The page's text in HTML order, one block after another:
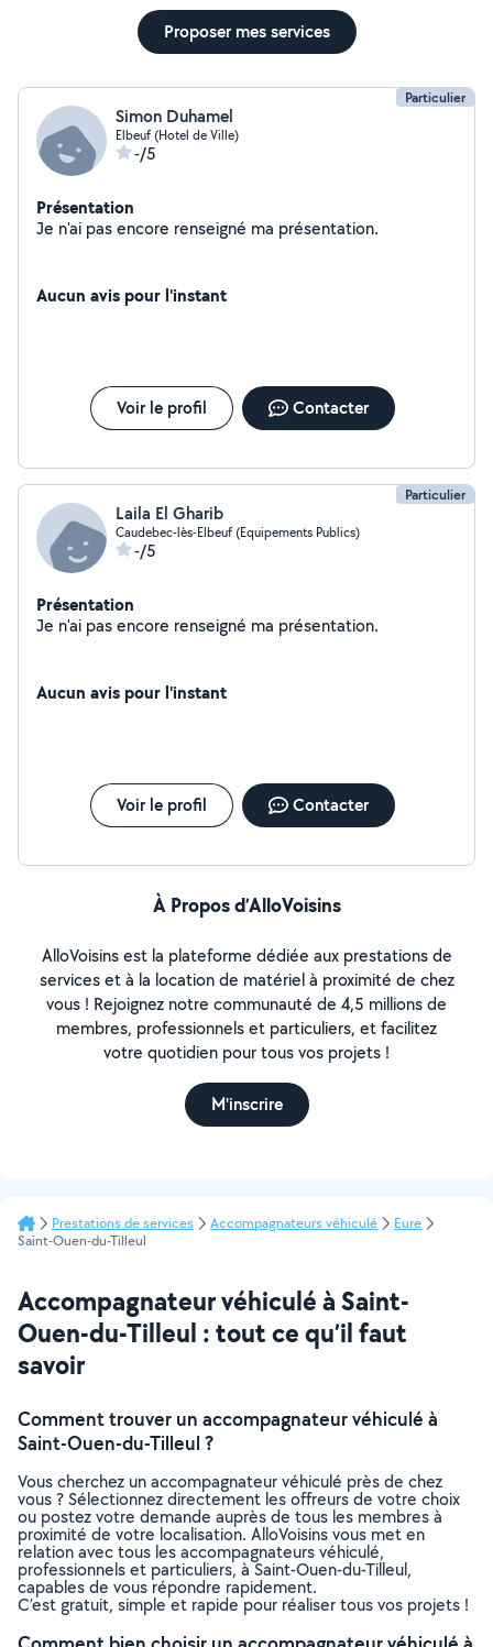
Proposer mes services
Particulier
Simon Duhamel
Elbeuf (Hotel de Ville)
-/5
Présentation
Je n'ai pas encore renseigné ma présentation.
Aucun avis pour l'instant
Voir le profil Contacter
Particulier
Laila El Gharib
Caudebec-lès-Elbeuf (Equipements Publics)
-/5
Présentation
Je n'ai pas encore renseigné ma présentation.
Aucun avis pour l'instant
Voir le profil Contacter
À Propos d’AlloVoisins
AlloVoisins est la plateforme dédiée aux prestations de
services et à la location de matériel à proximité de chez
vous ! Rejoignez notre communauté de 4,5 millions de
membres, professionnels et particuliers, et facilitez
votre quotidien pour tous vos projets !
M'inscrire
Prestations de services Accompagnateurs véhiculé
Eure
Saint-Ouen-du-Tilleul
Accompagnateur véhiculé à Saint-
Ouen-du-Tilleul : tout ce qu’il faut
savoir
Comment trouver un accompagnateur véhiculé à
Saint-Ouen-du-Tilleul ?
Vous cherchez un accompagnateur véhiculé près de chez
vous ? Sélectionnez directement les offreurs de votre choix
ou postez votre demande auprès de tous les membres à
proximité de votre localisation. AlloVoisins vous met en
relation avec tous les accompagnateurs véhiculé,
professionnels et particuliers, à Saint-Ouen-du-Tilleul,
capables de vous répondre rapidement.
C’est gratuit, simple et rapide pour réaliser tous vos projets !